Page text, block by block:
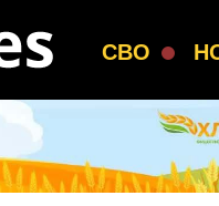
СВО